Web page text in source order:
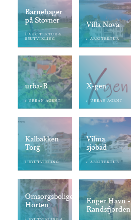
Barnehager
på Stovner
i ARKITEKTUR &
BYUTVIKLING
Villa Nova
i ARKITEKTUR
urba-B
i URBAN AGENT
X-gen
i URBAN AGENT
Kalbakken
Torg
i BYUTVIKLING
Vilma
sjøbad
i ARKITEKTUR
Omsorgsboliger
Horten
i &
Enger Havn -
Randsfjorden